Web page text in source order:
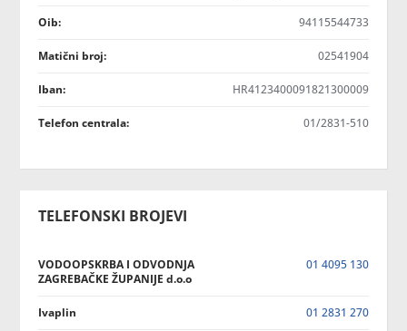
Oib: 94115544733
Matični broj: 02541904
Iban: HR4123400091821300009
Telefon centrala: 01/2831-510
TELEFONSKI BROJEVI
VODOOPSKRBA I ODVODNJA
ZAGREBAČKE ŽUPANIJE d.o.o
01 4095 130
Ivaplin 01 2831 270